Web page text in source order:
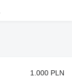
1.000 PLN